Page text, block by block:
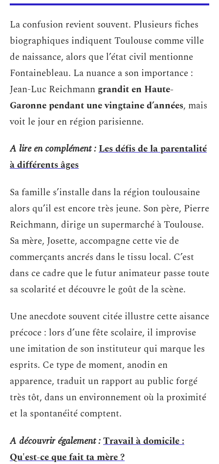
La confusion revient souvent. Plusieurs fiches
biographiques indiquent Toulouse comme ville
de naissance, alors que l’état civil mentionne
Fontainebleau. La nuance a son importance :
Jean-Luc Reichmann grandit en Haute-
Garonne pendant une vingtaine d’années, mais
voit le jour en région parisienne.
A lire en complément :Les défis de la parentalité
à différents âges
Sa famille s’installe dans la région toulousaine
alors qu’il est encore très jeune. Son père, Pierre
Reichmann, dirige un supermarché à Toulouse.
Sa mère, Josette, accompagne cette vie de
commerçants ancrés dans le tissu local. C’est
dans ce cadre que le futur animateur passe toute
sa scolarité et découvre le goût de la scène.
Une anecdote souvent citée illustre cette aisance
précoce : lors d’une fête scolaire, il improvise
une imitation de son instituteur qui marque les
esprits. Ce type de moment, anodin en
apparence, traduit un rapport au public forgé
très tôt, dans un environnement où la proximité
et la spontanéité comptent.
A découvrir également :Travail à domicile :
Qu'est-ce que fait ta mère ?